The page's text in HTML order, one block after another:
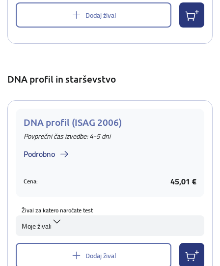
Dodaj žival
DNA profil in starševstvo
DNA profil (ISAG 2006)
Povprečni čas izvedbe: 4-5 dni
Podrobno
Cena: 45,01 €
Žival za katero naročate test
Moje živali
Dodaj žival